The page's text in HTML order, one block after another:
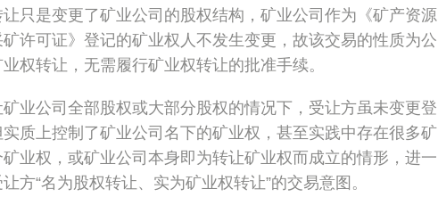
只是变更了矿业公司的股权结构，矿业公司作为《矿产资源
许可证》登记的矿业权人不发生变更，故该交易的性质为公
权转让，无需履行矿业权转让的批准手续。
业公司全部股权或大部分股权的情况下，受让方虽未变更登
质上控制了矿业公司名下的矿业权，甚至实践中存在很多矿
业权，或矿业公司本身即为转让矿业权而成立的情形，进一
方“名为股权转让、实为矿业权转让”的交易意图。